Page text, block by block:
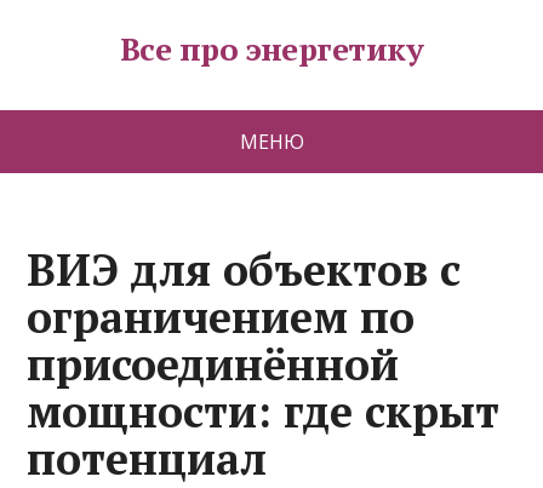
Все про энергетику
МЕНЮ
ВИЭ для объектов с
ограничением по
присоединённой
мощности: где скрыт
потенциал